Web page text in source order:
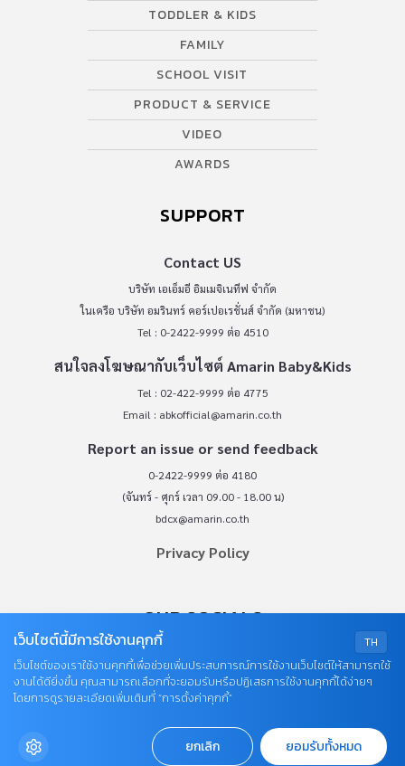
TODDLER & KIDS
FAMILY
SCHOOL VISIT
PRODUCT & SERVICE
VIDEO
AWARDS
SUPPORT
Contact US
บริษัท เอเอ็มอี อิมเมจิเนทีฟ จำกัด
ในเครือ บริษัท อมรินทร์ คอร์เปอเรชั่นส์ จำกัด (มหาชน)
Tel : 0-2422-9999 ต่อ 4510
สนใจลงโฆษณากับเว็บไซต์ Amarin Baby&Kids
Tel : 02-422-9999 ต่อ 4775
Email : abkofficial@amarin.co.th
Report an issue or send feedback
0-2422-9999 ต่อ 4180
(จันทร์ - ศุกร์ เวลา 09.00 - 18.00 น)
bdcx@amarin.co.th
Privacy Policy
OUR SOCIALS
© COPYRIGHT 2026
AME IMAGINATIVE COMPANY LIMITED.
TH
เว็บไซต์นี้มีการใช้งานคุกกี้
เว็บไซต์ของเราใช้งานคุกกี้เพื่อช่วยเพิ่มประสบการณ์การใช้งานเว็บไซต์ให้สามารถใช้
งานได้ดียิ่งขึ้น คุณสามารถเลือกที่จะยอมรับหรือปฏิเสธการใช้งานคุกกี้ได้ง่ายๆ
โดยการดูรายละเอียดเพิ่มเติมที่ “การตั้งค่าคุกกี้”
ยกเลิก ยอมรับทั้งหมด